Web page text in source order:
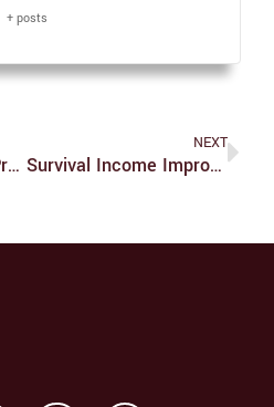
+ posts
Can Be Happy Peso Pro Loanmoto Legit?
NEXT
Survival Income Improve Germany – Quickly Bad Credit Loans Philippines Approvals And Start Funds Data Transfer Rates